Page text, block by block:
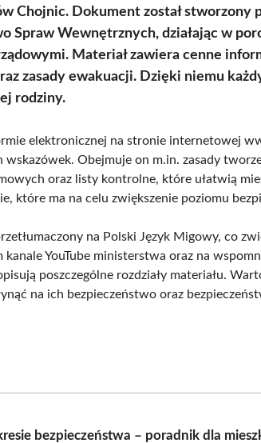
Chojnic. Dokument został
Spraw Wewnętrznych, działając w
Materiał zawiera cenne
zasady ewakuacji. Dzięki niemu
rodziny.
elektronicznej na stronie internetowej
wskazówek. Obejmuje on m.in. zasady
oraz listy kontrolne, które ułatwią
które ma na celu zwiększenie poziomu
na Polski Język Migowy, co
kanale YouTube ministerstwa oraz na
poszczególne rozdziały materiału.
na ich bezpieczeństwo oraz
bezpieczeństwa – poradnik dla